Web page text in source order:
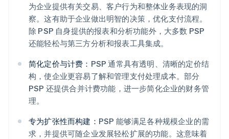
为企业提供有关交易、客户行为和整体业务表现的洞
察。这有助于企业做出明智的决策，优化支付流程。
除 PSP 自身提供的报表和分析功能外，大多数 PSP
还能轻松与第三方分析和报表工具集成。
简化定价与计费： PSP 通常具有透明、清晰的定价结
构，使企业更容易了解和管理支付处理成本。部分
PSP 还提供合并计费功能，进一步简化企业的财务管
理。
专为扩张性而构建： PSP 能够满足各种规模企业的需
求，并提供可随企业发展轻松扩展的功能。这意味着